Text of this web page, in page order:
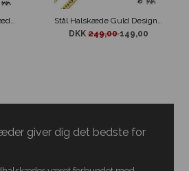
DKK249,00149,00
giver dig det bedste for